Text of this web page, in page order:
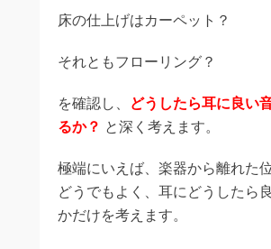
床の仕上げはカーペット？
それともフローリング？
を確認し、
どうしたら耳に良い
るか？ と深く考えます。
極端にいえば、楽器から離れた
どうでもよく、耳にどうしたら
かだけを考えます。